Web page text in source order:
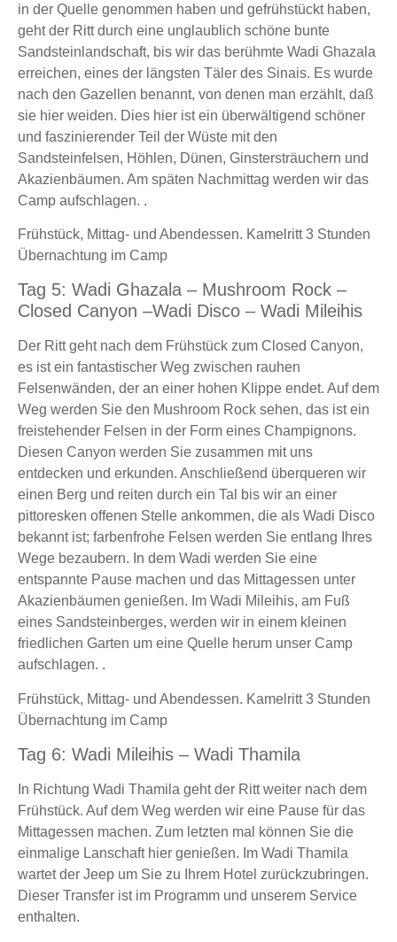
in der Quelle genommen haben und gefrühstückt haben,
geht der Ritt durch eine unglaublich schöne bunte
Sandsteinlandschaft, bis wir das berühmte Wadi Ghazala
erreichen, eines der längsten Täler des Sinais. Es wurde
nach den Gazellen benannt, von denen man erzählt, daß
sie hier weiden. Dies hier ist ein überwältigend schöner
und faszinierender Teil der Wüste mit den
Sandsteinfelsen, Höhlen, Dünen, Ginstersträuchern und
Akazienbäumen. Am späten Nachmittag werden wir das
Camp aufschlagen. .
Frühstück, Mittag- und Abendessen. Kamelritt 3 Stunden
Übernachtung im Camp
Tag 5: Wadi Ghazala – Mushroom Rock –
Closed Canyon –Wadi Disco – Wadi Mileihis
Der Ritt geht nach dem Frühstück zum Closed Canyon,
es ist ein fantastischer Weg zwischen rauhen
Felsenwänden, der an einer hohen Klippe endet. Auf dem
Weg werden Sie den Mushroom Rock sehen, das ist ein
freistehender Felsen in der Form eines Champignons.
Diesen Canyon werden Sie zusammen mit uns
entdecken und erkunden. Anschließend überqueren wir
einen Berg und reiten durch ein Tal bis wir an einer
pittoresken offenen Stelle ankommen, die als Wadi Disco
bekannt ist; farbenfrohe Felsen werden Sie entlang Ihres
Wege bezaubern. In dem Wadi werden Sie eine
entspannte Pause machen und das Mittagessen unter
Akazienbäumen genießen. Im Wadi Mileihis, am Fuß
eines Sandsteinberges, werden wir in einem kleinen
friedlichen Garten um eine Quelle herum unser Camp
aufschlagen. .
Frühstück, Mittag- und Abendessen. Kamelritt 3 Stunden
Übernachtung im Camp
Tag 6: Wadi Mileihis – Wadi Thamila
In Richtung Wadi Thamila geht der Ritt weiter nach dem
Frühstück. Auf dem Weg werden wir eine Pause für das
Mittagessen machen. Zum letzten mal können Sie die
einmalige Lanschaft hier genießen. Im Wadi Thamila
wartet der Jeep um Sie zu Ihrem Hotel zurückzubringen.
Dieser Transfer ist im Programm und unserem Service
enthalten.